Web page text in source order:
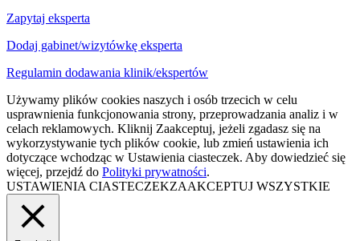
Zapytaj eksperta
Dodaj gabinet/wizytówkę eksperta
Regulamin dodawania klinik/ekspertów
Używamy plików cookies naszych i osób trzecich w celu
usprawnienia funkcjonowania strony, przeprowadzania analiz i w
celach reklamowych. Kliknij Zaakceptuj, jeżeli zgadasz się na
wykorzystywanie tych plików cookie, lub zmień ustawienia ich
dotyczące wchodząc w Ustawienia ciasteczek. Aby dowiedzieć się
więcej, przejdź do Polityki prywatności.
USTAWIENIA CIASTECZEKZAAKCEPTUJ WSZYSTKIE